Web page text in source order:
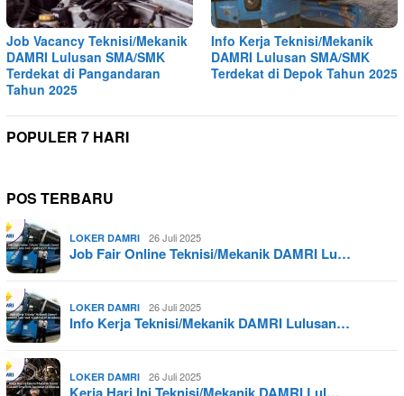
Job Vacancy Teknisi/Mekanik
DAMRI Lulusan SMA/SMK
Terdekat di Pangandaran
Tahun 2025
Info Kerja Teknisi/Mekanik
DAMRI Lulusan SMA/SMK
Terdekat di Depok Tahun 2025
POPULER 7 HARI
POS TERBARU
LOKER DAMRI 26 Juli 2025
Job Fair Online Teknisi/Mekanik DAMRI Lu…
LOKER DAMRI 26 Juli 2025
Info Kerja Teknisi/Mekanik DAMRI Lulusan…
LOKER DAMRI 26 Juli 2025